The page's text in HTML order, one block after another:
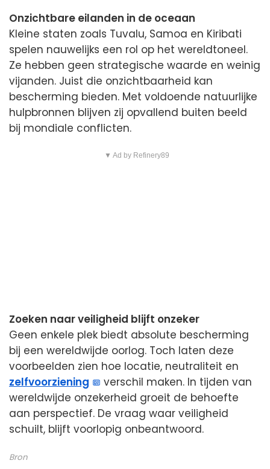
Onzichtbare eilanden in de oceaan
Kleine staten zoals Tuvalu, Samoa en Kiribati
spelen nauwelijks een rol op het wereldtoneel.
Ze hebben geen strategische waarde en weinig
vijanden. Juist die onzichtbaarheid kan
bescherming bieden. Met voldoende natuurlijke
hulpbronnen blijven zij opvallend buiten beeld
bij mondiale conflicten.
▼ Ad by Refinery89
Zoeken naar veiligheid blijft onzeker
Geen enkele plek biedt absolute bescherming
bij een wereldwijde oorlog. Toch laten deze
voorbeelden zien hoe locatie, neutraliteit en
zelfvoorziening
verschil maken. In tijden van
wereldwijde onzekerheid groeit de behoefte
aan perspectief. De vraag waar veiligheid
schuilt, blijft voorlopig onbeantwoord.
Bron